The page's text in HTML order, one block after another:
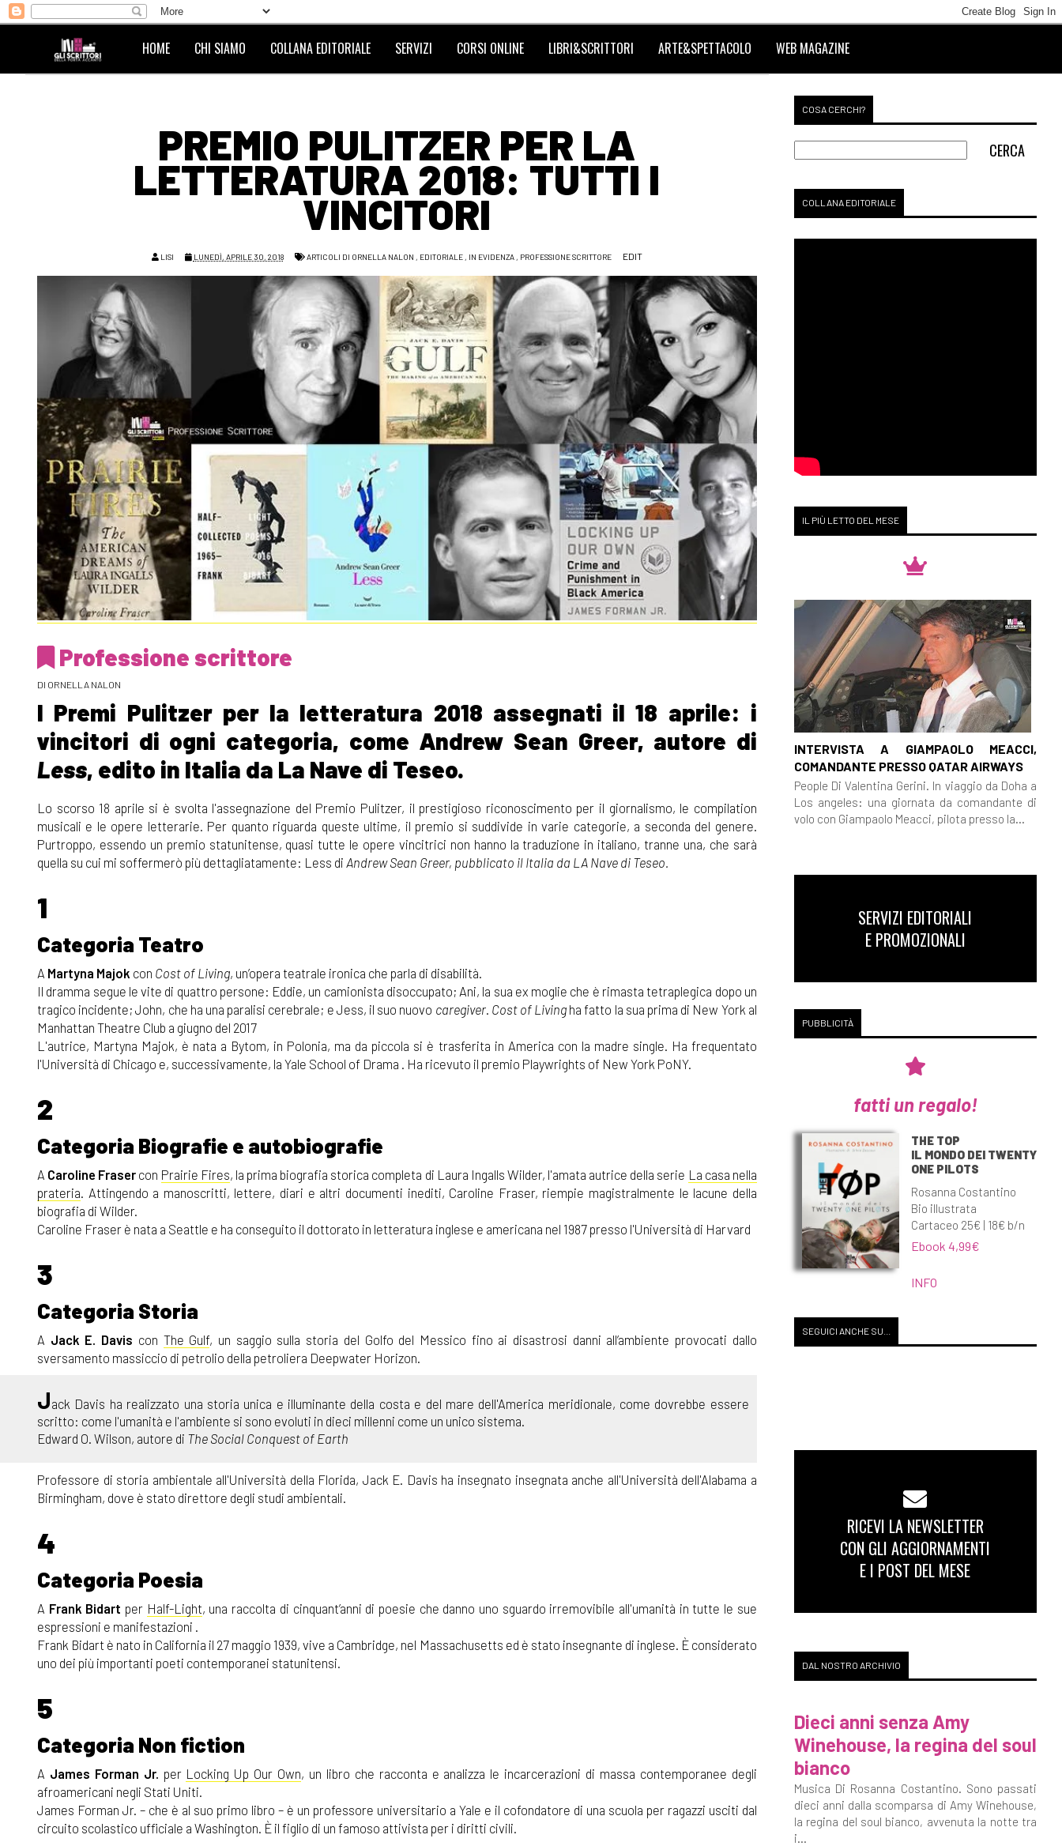
HOME CHI SIAMO COLLANA EDITORIALE SERVIZI CORSI ONLINE LIBRI&SCRITTORI ARTE&SPETTACOLO WEB MAGAZINE
PREMIO PULITZER PER LA
LETTERATURA 2018: TUTTI I
VINCITORI
LISI LUNEDÌ, APRILE 30, 2018 ARTICOLI DI ORNELLA NALON , EDITORIALE, IN EVIDENZA, PROFESSIONE SCRITTORE EDIT
Professione scrittore
DI ORNELLA NALON
I Premi Pulitzer per la letteratura 2018 assegnati il 18 aprile: i
vincitori di ogni categoria, come Andrew Sean Greer, autore di
Less, edito in Italia da La Nave di Teseo.
Lo scorso 18 aprile si è svolta l'assegnazione del Premio Pulitzer, il prestigioso riconoscimento per il giornalismo, le compilation
musicali e le opere letterarie. Per quanto riguarda queste ultime, il premio si suddivide in varie categorie, a seconda del genere.
Purtroppo, essendo un premio statunitense, quasi tutte le opere vincitrici non hanno la traduzione in italiano, tranne una, che sarà
quella su cui mi soffermerò più dettagliatamente: Less di Andrew Sean Greer, pubblicato il Italia da LA Nave di Teseo.
1
Categoria Teatro
A Martyna Majok con Cost of Living, un’opera teatrale ironica che parla di disabilità.
Il dramma segue le vite di quattro persone: Eddie, un camionista disoccupato; Ani, la sua ex moglie che è rimasta tetraplegica dopo un
tragico incidente; John, che ha una paralisi cerebrale; e Jess, il suo nuovo caregiver. Cost of Living ha fatto la sua prima di New York al
Manhattan Theatre Club a giugno del 2017
L'autrice, Martyna Majok, è nata a Bytom, in Polonia, ma da piccola si è trasferita in America con la madre single. Ha frequentato
l'Università di Chicago e, successivamente, la Yale School of Drama . Ha ricevuto il premio Playwrights of New York PoNY.
2
Categoria Biografie e autobiografie
A Caroline Fraser con Prairie Fires, la prima biografia storica completa di Laura Ingalls Wilder, l'amata autrice della serie La casa nella
prateria. Attingendo a manoscritti, lettere, diari e altri documenti inediti, Caroline Fraser, riempie magistralmente le lacune della
biografia di Wilder.
Caroline Fraser è nata a Seattle e ha conseguito il dottorato in letteratura inglese e americana nel 1987 presso l'Università di Harvard
3
Categoria Storia
A Jack E. Davis con The Gulf, un saggio sulla storia del Golfo del Messico fino ai disastrosi danni all’ambiente provocati dallo
sversamento massiccio di petrolio della petroliera Deepwater Horizon.
Jack Davis ha realizzato una storia unica e illuminante della costa e del mare dell'America meridionale, come dovrebbe essere
scritto: come l'umanità e l'ambiente si sono evoluti in dieci millenni come un unico sistema.
Edward O. Wilson, autore di The Social Conquest of Earth
Professore di storia ambientale all'Università della Florida, Jack E. Davis ha insegnato insegnata anche all'Università dell'Alabama a
Birmingham, dove è stato direttore degli studi ambientali.
4
Categoria Poesia
A Frank Bidart per Half-Light, una raccolta di cinquant’anni di poesie che danno uno sguardo irremovibile all'umanità in tutte le sue
espressioni e manifestazioni .
Frank Bidart è nato in California il 27 maggio 1939, vive a Cambridge, nel Massachusetts ed è stato insegnante di inglese. È considerato
uno dei più importanti poeti contemporanei statunitensi.
5
Categoria Non fiction
A James Forman Jr. per Locking Up Our Own, un libro che racconta e analizza le incarcerazioni di massa contemporanee degli
afroamericani negli Stati Uniti.
James Forman Jr. – che è al suo primo libro – è un professore universitario a Yale e il cofondatore di una scuola per ragazzi usciti dal
circuito scolastico ufficiale a Washington. È il figlio di un famoso attivista per i diritti civili.
COSA CERCHI?
COLLANA EDITORIALE
IL PIÙ LETTO DEL MESE
INTERVISTA A GIAMPAOLO MEACCI,
COMANDANTE PRESSO QATAR AIRWAYS
People Di Valentina Gerini. In viaggio da Doha a
Los angeles: una giornata da comandante di
volo con Giampaolo Meacci, pilota presso la...
SERVIZI EDITORIALI
E PROMOZIONALI
PUBBLICITÀ
fatti un regalo!
THE TOP
IL MONDO DEI TWENTY
ONE PILOTS
Rosanna Costantino
Bio illustrata
Cartaceo 25€ | 18€ b/n
Ebook 4,99€
INFO
SEGUICI ANCHE SU...
RICEVI LA NEWSLETTER
CON GLI AGGIORNAMENTI
E I POST DEL MESE
DAL NOSTRO ARCHIVIO
Dieci anni senza Amy
Winehouse, la regina del soul
bianco
Musica Di Rosanna Costantino. Sono passati
dieci anni dalla scomparsa di Amy Winehouse,
la regina del soul bianco, avvenuta la notte tra
i...